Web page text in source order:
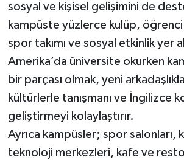
sosyal ve kişisel gelişimini de
kampüste yüzlerce kulüp,
spor takımı ve sosyal etkinlik yer
Amerika’da üniversite okurken
bir parçası olmak, yeni
kültürlerle tanışmanı ve İngilizce
geliştirmeyi kolaylaştırır.
Ayrıca kampüsler; spor salonları,
teknoloji merkezleri, kafe ve